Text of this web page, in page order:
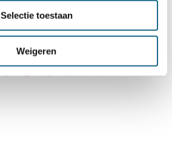
Selectie toestaan
Weigeren